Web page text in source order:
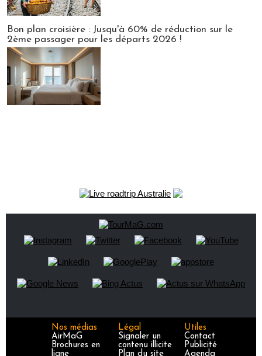
Bon plan croisière : Jusqu'à 60% de réduction sur le
2ème passager pour les départs 2026 !
Nos médias
AirMaG
Brochures en
ligne
Légal
Signaler un
contenu illicite
Plan du site
Utiles
Contact
Publicité
Agenda